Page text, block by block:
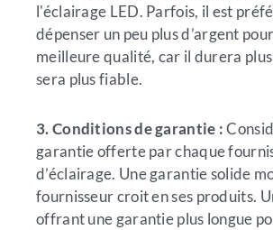
l'éclairage LED. Parfois, il est
dépenser un peu plus d’argent
meilleure qualité, car il durera
sera plus fiable.
3. Conditions de garantie :
garantie offerte par chaque
d’éclairage. Une garantie solide
fournisseur croit en ses produits.
offrant une garantie plus longue